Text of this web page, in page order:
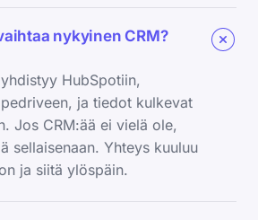
nykyinen CRM?
HubSpotiin,
ja tiedot kulkevat
Jos CRM:ää ei vielä ole,
sellaisenaan. Yhteys kuuluu
ja siitä ylöspäin.